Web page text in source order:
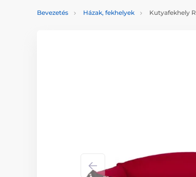
Bevezetés Házak, fekhelyek Kutyafekhely